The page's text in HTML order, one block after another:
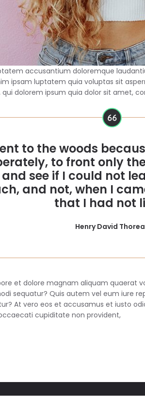
accusantium doloremque
ipsam luptatem quia voluptas sit
dolorem ipsum quia dolor sit amet,
to the woods
to front only
and see if I could not
and not, when I
that I had not
Henry David
et dolore magnam aliquam quaerat
sequatur? Quis autem vel eum iure
At vero eos et accusamus et iusto
cupiditate non provident,